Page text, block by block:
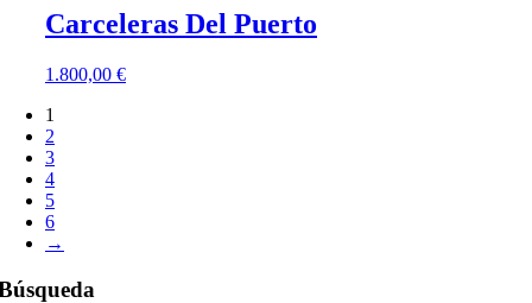
Carceleras Del Puerto
1.800,00 €
1
2
3
4
5
6
→